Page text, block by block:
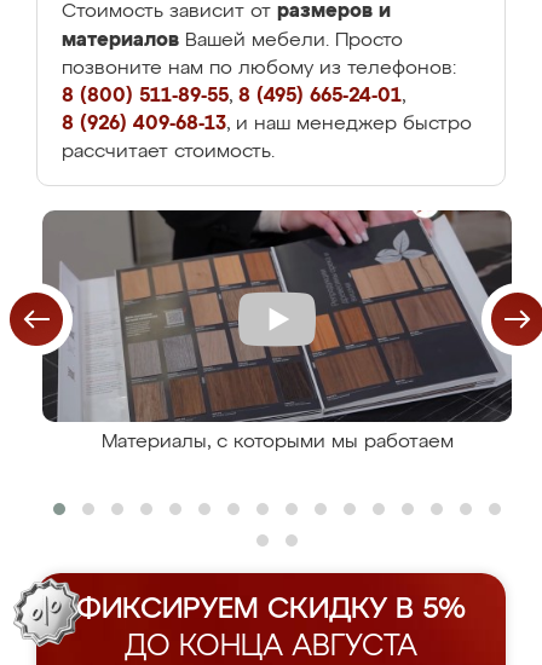
Стоимость зависит от размеров и
материалов Вашей мебели. Просто
позвоните нам по любому из телефонов:
8 (800) 511-89-55, 8 (495) 665-24-01,
8 (926) 409-68-13, и наш менеджер быстро
рассчитает стоимость.
Материалы, с которыми мы работаем
ФИКСИРУЕМ СКИДКУ В 5%
ДО КОНЦА АВГУСТА